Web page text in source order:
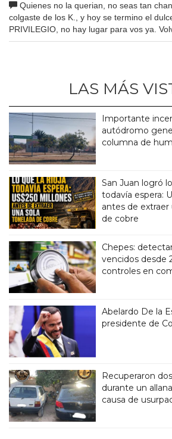
Quienes no la querian, no seas tan
colgaste de los K., y hoy se termino el
PRIVILEGIO, no hay lugar para vos ya.
LAS MÁS
Importante
autódromo
columna de
San Juan logró
todavía espera:
antes de extraer
de cobre
Chepes:
vencidos desde
controles en
Abelardo De la
presidente de
Recuperaron
durante un
causa de